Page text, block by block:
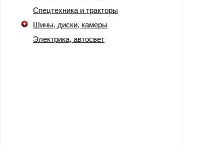
Спецтехника и тракторы
Шины, диски, камеры
Электрика, автосвет